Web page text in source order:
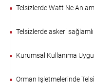
Telsizlerde Watt Ne
Telsizlerde askeri
Kurumsal Kullanıma
Orman İşletmelerinde